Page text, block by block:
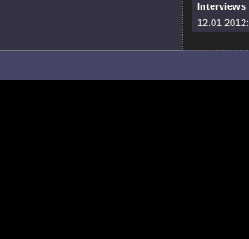
Interviews
12.01.2012: